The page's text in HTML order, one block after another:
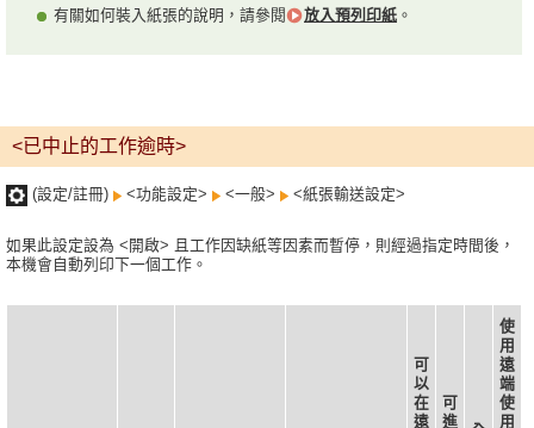
有關如何裝入紙張的說明，請參閱
放入預列印紙 。
<已中止的工作逾時>
(設定/註冊) <功能設定> <一般> <紙張輸送設定>
如果此設定設為 <開啟> 且工作因缺紙等因素而暫停，則經過指定時間後，
本機會自動列印下一個工作。
可
以
在
遠
可
進
使
用
遠
端
使
用